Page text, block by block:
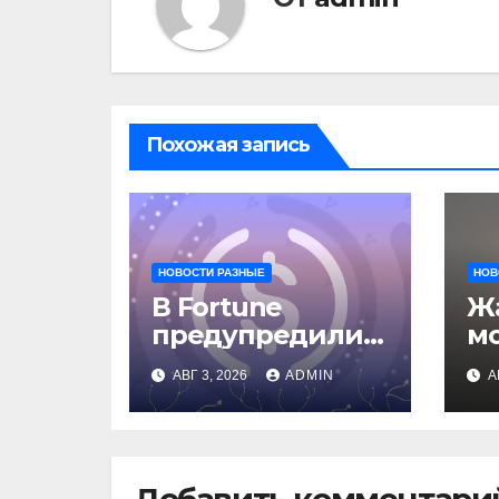
Похожая запись
НОВОСТИ РАЗНЫЕ
В Fortune
предупредили о
рисках сделки
Circle и IBM
АВГ 3, 2026 ADMIN